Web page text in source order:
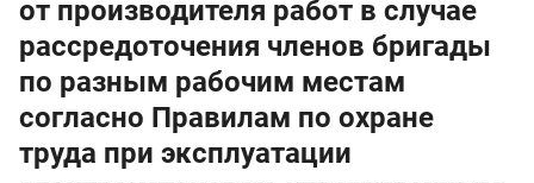
от производителя работ в случае
рассредоточения членов бригады
по разным рабочим местам
согласно Правилам по охране
труда при эксплуатации